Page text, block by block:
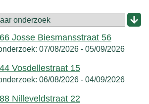
Josse Biesmansstraat 56
07/08/2026 - 05/09/2026
Vosdellestraat 15
06/08/2026 - 04/09/2026
Nilleveldstraat 22